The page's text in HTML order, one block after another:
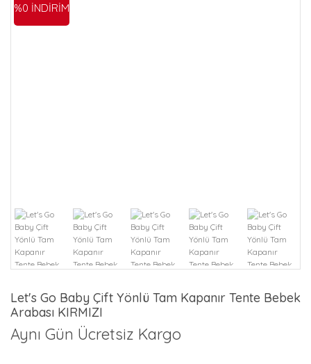
Let's Go Baby Çift Yönlü Tam Kapanır Tente Bebek
Arabası KIRMIZI
Aynı Gün Ücretsiz Kargo
%0 İNDİRİM